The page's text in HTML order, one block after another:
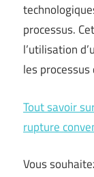
processus.
l’utilisation
les processus
Tout savoir
rupture
Vous